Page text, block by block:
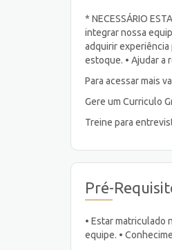
* NECESSÁRIO
integrar nossa
adquirir experiência
estoque. • Ajudar a
Para acessar mais
Gere um Curriculo
Treine para
Pré-
• Estar matriculado
equipe. •